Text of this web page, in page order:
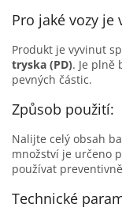
Pro jaké vozy je
Produkt je vyvinut
tryska (PD). Je plně
pevných částic.
Způsob použití:
Nalijte celý obsah
množství je určeno
používat
Technické